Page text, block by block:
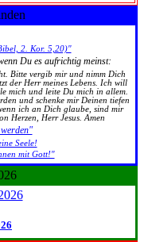
2. Kor. 5,20)"
Du es aufrichtig meinst:
Bitte vergib mir und nimm Dich
der Herr meines Lebens. Ich will
mich und leite Du mich in allem.
und schenke mir Deinen tiefen
ich an Dich glaube, sind mir
Herzen, Herr Jesus. Amen
Seele!
mit Gott!"